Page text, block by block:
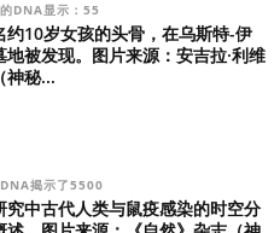
DNA显示：55
约10岁女孩的头骨，在乌斯特-伊
地被发现。图片来源：安吉拉·利维
神秘...
揭示了5500
究中古代人类与鼠疫感染的时空分